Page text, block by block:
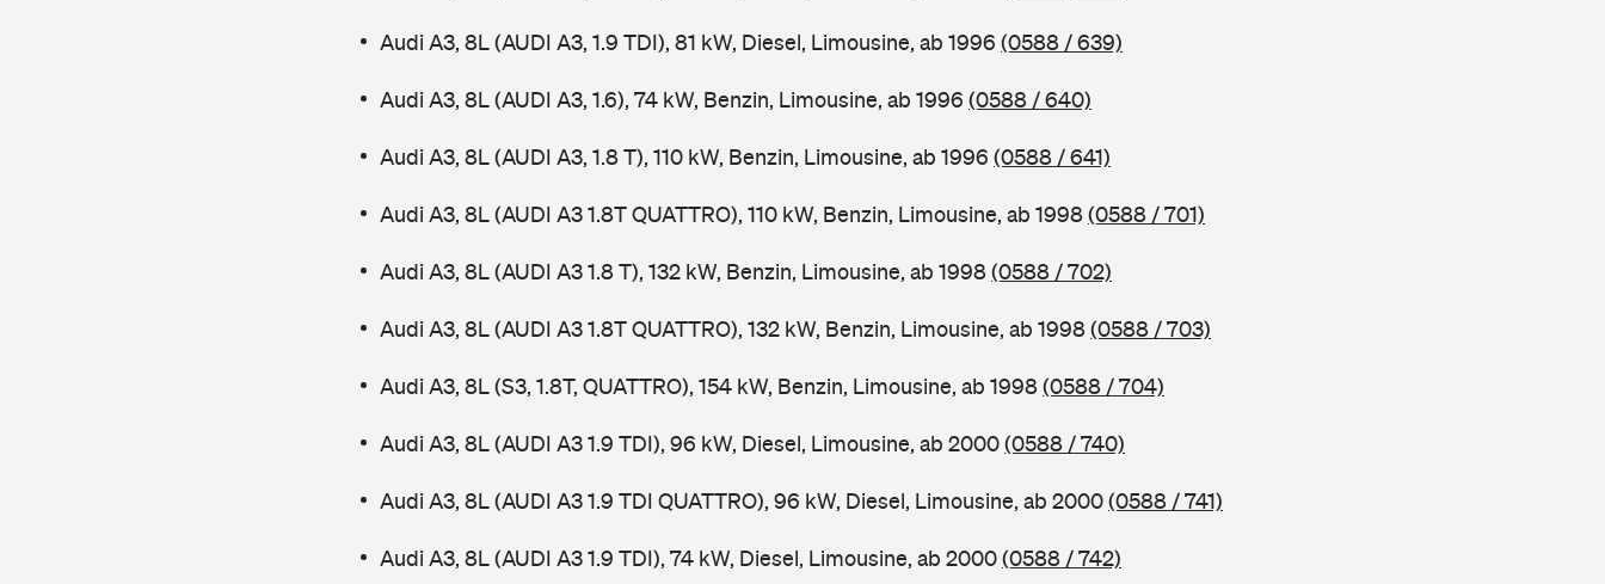
Audi A3, 8L (AUDI A3, 1.9 TDI), 81 kW, Diesel, Limousine, ab 1996 (0588 / 639)
Audi A3, 8L (AUDI A3, 1.6), 74 kW, Benzin, Limousine, ab 1996 (0588 / 640)
Audi A3, 8L (AUDI A3, 1.8 T), 110 kW, Benzin, Limousine, ab 1996 (0588 / 641)
Audi A3, 8L (AUDI A3 1.8T QUATTRO), 110 kW, Benzin, Limousine, ab 1998(0588 / 701)
Audi A3, 8L (AUDI A3 1.8 T), 132 kW, Benzin, Limousine, ab 1998(0588 / 702)
Audi A3, 8L (AUDI A3 1.8T QUATTRO), 132 kW, Benzin, Limousine, ab 1998(0588 / 703)
Audi A3, 8L (S3, 1.8T, QUATTRO), 154 kW, Benzin, Limousine, ab 1998(0588 / 704)
Audi A3, 8L (AUDI A3 1.9 TDI), 96 kW, Diesel, Limousine, ab 2000(0588 / 740)
Audi A3, 8L (AUDI A3 1.9 TDI QUATTRO), 96 kW, Diesel, Limousine, ab 2000(0588 / 741)
Audi A3, 8L (AUDI A3 1.9 TDI), 74 kW, Diesel, Limousine, ab 2000(0588 / 742)